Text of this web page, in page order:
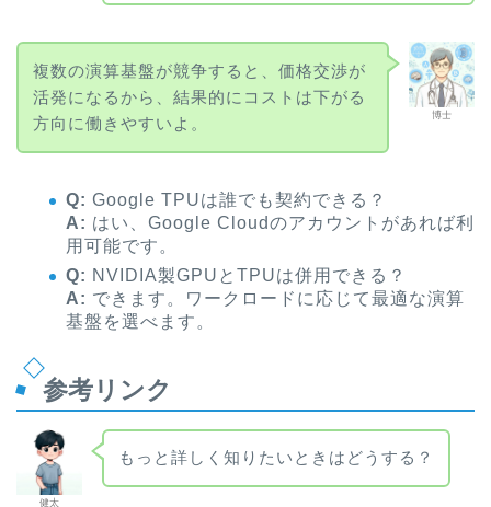
博士
複数の演算基盤が競争すると、価格交渉が
活発になるから、結果的にコストは下がる
方向に働きやすいよ。
Q: Google TPUは誰でも契約できる？
A: はい、Google Cloudのアカウントがあれば利
用可能です。
Q: NVIDIA製GPUとTPUは併用できる？
A: できます。ワークロードに応じて最適な演算
基盤を選べます。
参考リンク
健太
もっと詳しく知りたいときはどうする？